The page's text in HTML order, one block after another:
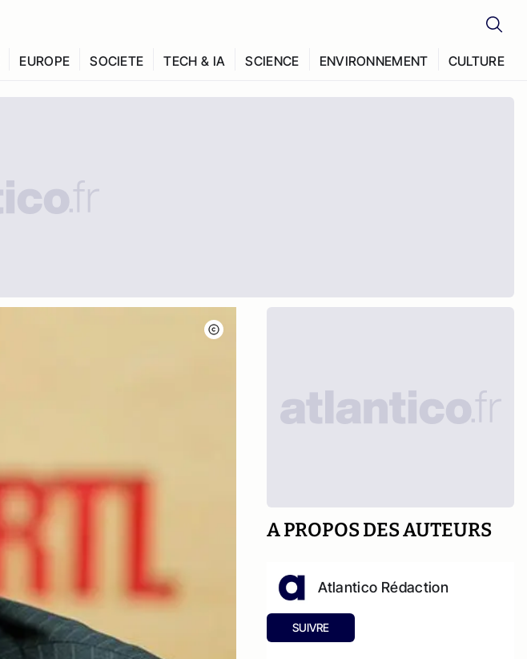
EUROPE SOCIETE TECH & IA SCIENCE ENVIRONNEMENT CULTURE
A PROPOS DES AUTEURS
Atlantico Rédaction
SUIVRE